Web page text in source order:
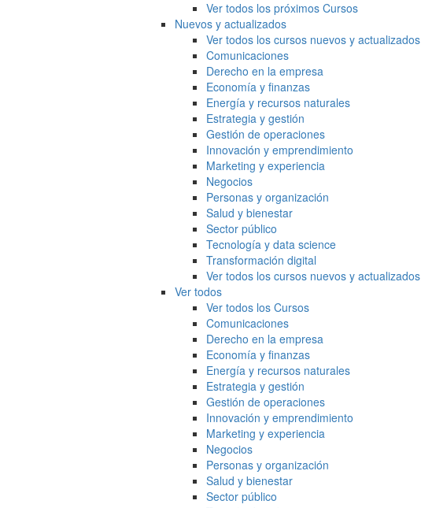
Ver todos los próximos Cursos
Nuevos y actualizados
Ver todos los cursos nuevos y actualizados
Comunicaciones
Derecho en la empresa
Economía y finanzas
Energía y recursos naturales
Estrategia y gestión
Gestión de operaciones
Innovación y emprendimiento
Marketing y experiencia
Negocios
Personas y organización
Salud y bienestar
Sector público
Tecnología y data science
Transformación digital
Ver todos los cursos nuevos y actualizados
Ver todos
Ver todos los Cursos
Comunicaciones
Derecho en la empresa
Economía y finanzas
Energía y recursos naturales
Estrategia y gestión
Gestión de operaciones
Innovación y emprendimiento
Marketing y experiencia
Negocios
Personas y organización
Salud y bienestar
Sector público